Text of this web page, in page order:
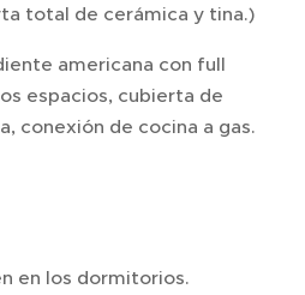
total de cerámica y tina.)
americana con full
espacios, cubierta de
conexión de cocina a gas.
en los dormitorios.